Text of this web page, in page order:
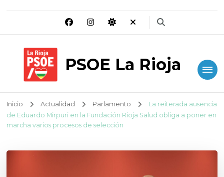
PSOE La Rioja
Inicio Actualidad Parlamento
La reiterada ausencia
de Eduardo Mirpuri en la Fundación Rioja Salud obliga a poner en
marcha varios procesos de selección